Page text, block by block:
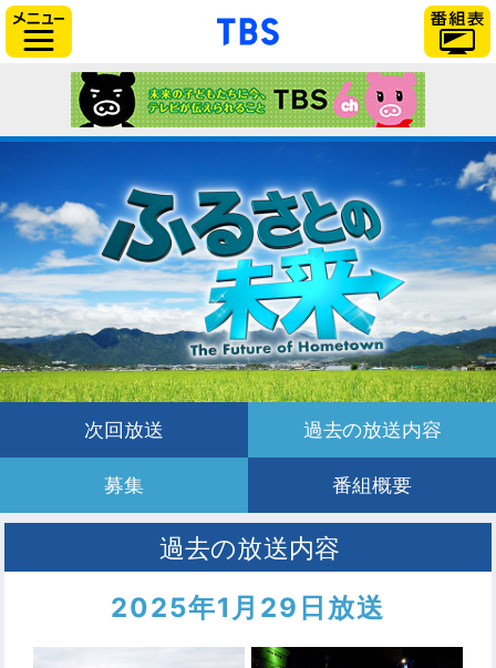
「TBSテレビ」トップ
2025年1月29日放送